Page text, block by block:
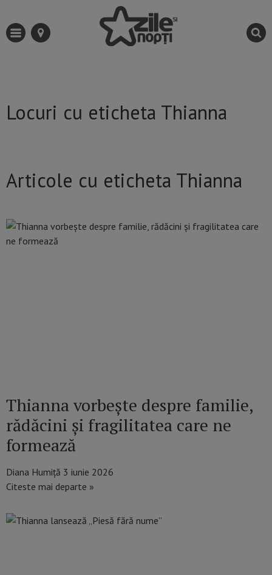
Locuri cu eticheta Thianna
Articole cu eticheta Thianna
Thianna vorbește despre familie,
rădăcini și fragilitatea care ne
formează
Diana Humiță 3 iunie 2026
Citeste mai departe »